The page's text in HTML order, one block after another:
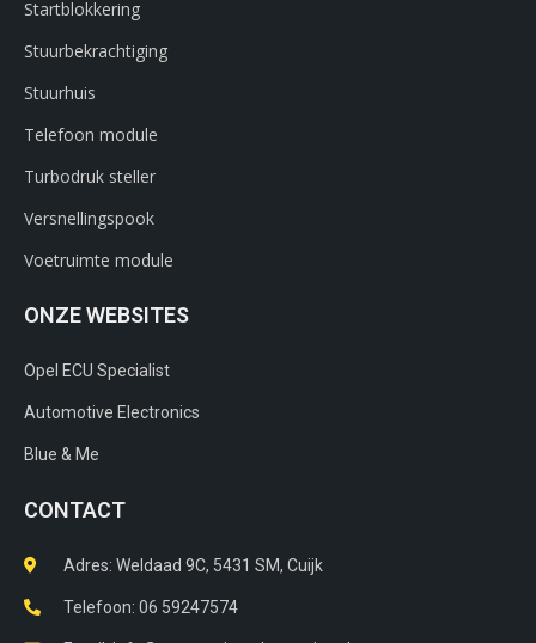
Startblokkering
Stuurbekrachtiging
Stuurhuis
Telefoon module
Turbodruk steller
Versnellingspook
Voetruimte module
ONZE WEBSITES
Opel ECU Specialist
Automotive Electronics
Blue & Me
CONTACT
Adres: Weldaad 9C, 5431 SM, Cuijk​
Telefoon: 06 59247574